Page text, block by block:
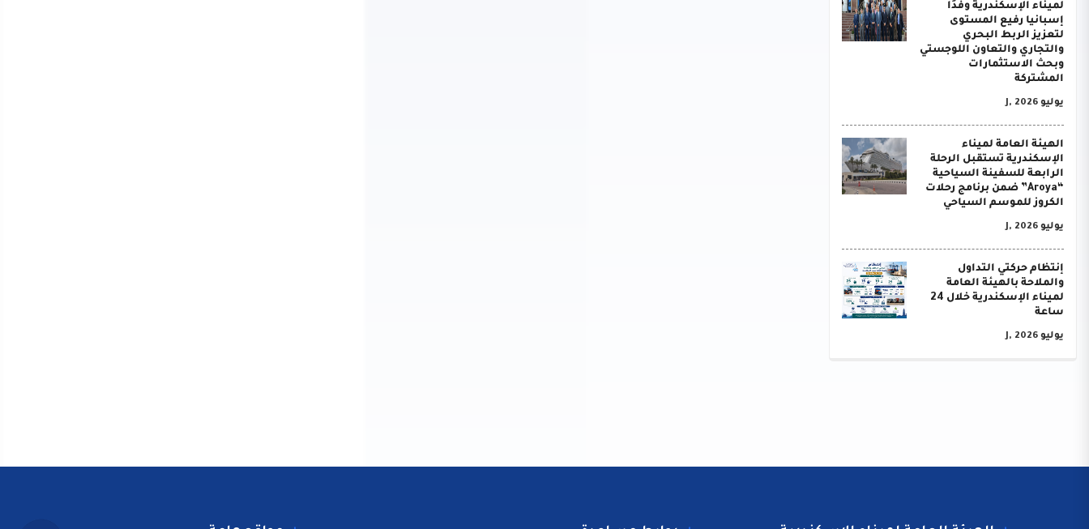
لميناء الإسكندرية وفدًا
إسبانيا رفيع المستوى
لتعزيز الربط البحري
والتجاري والتعاون اللوجستي
وبحث الاستثمارات
المشتركة
يوليو J, 2026
الهيئة العامة لميناء
الإسكندرية تستقبل الرحلة
الرابعة للسفينة السياحية
“Aroya” ضمن برنامج رحلات
الكروز للموسم السياحي
يوليو J, 2026
إنتظام حركتي التداول
والملاحة بالهيئة العامة
لميناء الإسكندرية خلال 24
ساعة
يوليو J, 2026